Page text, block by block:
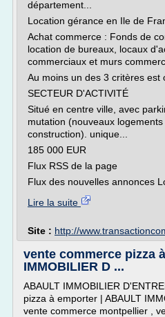
département...
Location gérance en Ile de
Achat commerce : Fonds de
location de bureaux, locaux
commerciaux et murs
Au moins un des 3 critères est
SECTEUR D'ACTIVITÉ
Situé en centre ville, avec
mutation (nouveaux
construction). unique...
185 000 EUR
Flux RSS de la page
Flux des nouvelles annonces
Lire la suite
Site : http://
vente commerce pizza
IMMOBILIER D ...
ABAULT IMMOBILIER
pizza à emporter | ABAULT
vente commerce montpellier ,